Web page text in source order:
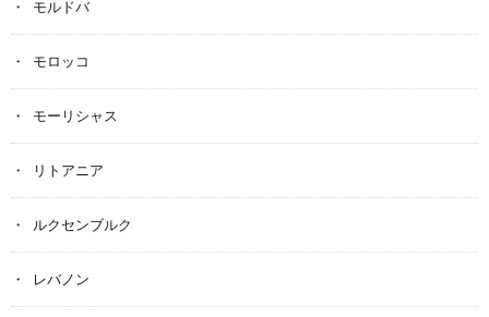
モルドバ
モロッコ
モーリシャス
リトアニア
ルクセンブルク
レバノン